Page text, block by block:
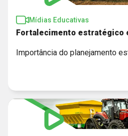
Mídias Educativas
Fortalecimento estratégico
Importância do planejamento